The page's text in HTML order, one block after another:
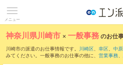
メニュー
神奈川県川崎市 ×一般事務のお仕
川崎市の派遣のお仕事情報です。 川崎区、 幸区、 中
みてください。一般事務のお仕事の他に、 営業事務、